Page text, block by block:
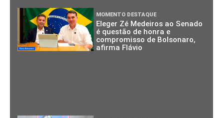
MOMENTO DESTAQUE
Eleger Zé Medeiros ao Senado
é questão de honra e
compromisso de Bolsonaro,
afirma Flávio